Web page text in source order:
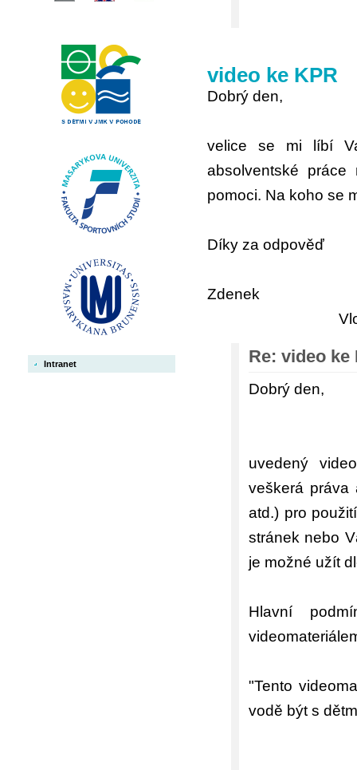
Intranet
video ke KPR
Dobrý den,
velice se mi líbí
absolventské
pomoci. Na koho se
Díky za odpověď
Zdenek
Re: video ke
Dobrý den,
uvedený
veškerá práva
atd.) pro
stránek nebo
je možné užít
Hlavní
"Tento
vodě být s